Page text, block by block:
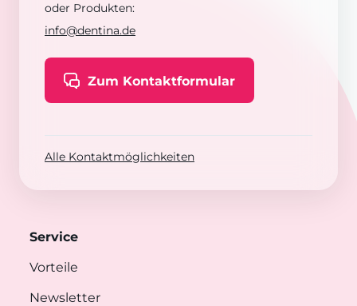
oder Produkten:
info@dentina.de
Zum Kontaktformular
Alle Kontaktmöglichkeiten
Service
Vorteile
Newsletter